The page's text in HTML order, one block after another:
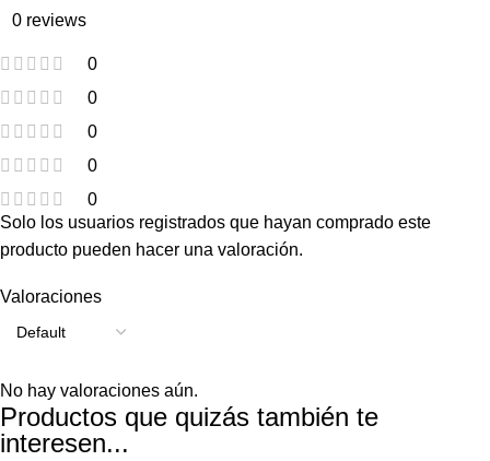
0 reviews
0
0
0
0
0
Valoraciones
No hay valoraciones aún.
Solo los usuarios registrados que hayan comprado este
producto pueden hacer una valoración.
Productos que quizás también te
interesen...